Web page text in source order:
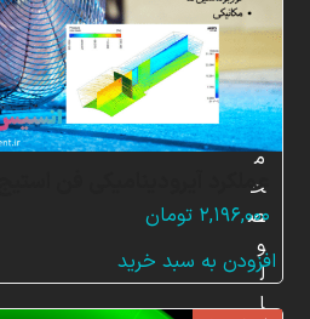
عملکرد آیرودینامیکی فن
۲,۱۹۶,۰۰۰ تومان
افزودن به سبد خرید
س
ر
ی
ع
م
ح
ص
و
ل
ا